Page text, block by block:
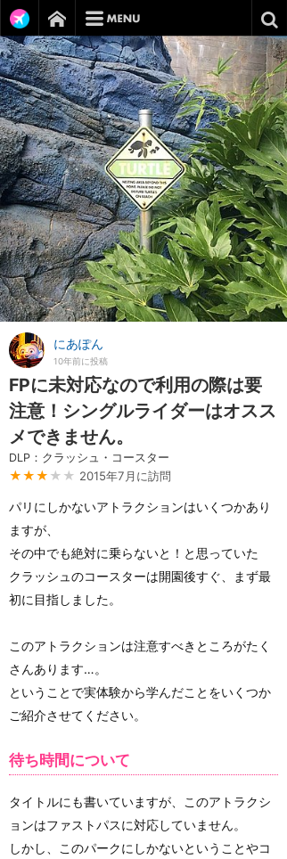
にあぽん
10年前に投稿
FPに未対応なので利用の際は要
注意！シングルライダーはオスス
メできません。
DLP：クラッシュ・コースター
★★★ ★★ 2015年7月に訪問
パリにしかないアトラクションはいくつかあり
ますが、
その中でも絶対に乗らないと！と思っていた
クラッシュのコースターは開園後すぐ、まず最
初に目指しました。
このアトラクションは注意すべきところがたく
さんあります…。
ということで実体験から学んだことをいくつか
ご紹介させてください。
待ち時間について
タイトルにも書いていますが、このアトラクシ
ョンはファストパスに対応していません。
しかし、このパークにしかないということやコ